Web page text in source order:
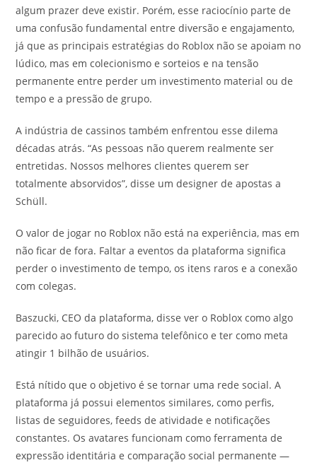
algum prazer deve existir. Porém, esse raciocínio parte de
uma confusão fundamental entre diversão e engajamento,
já que as principais estratégias do Roblox não se apoiam no
lúdico, mas em colecionismo e sorteios e na tensão
permanente entre perder um investimento material ou de
tempo e a pressão de grupo.
A indústria de cassinos também enfrentou esse dilema
décadas atrás. “As pessoas não querem realmente ser
entretidas. Nossos melhores clientes querem ser
totalmente absorvidos”, disse um designer de apostas a
Schüll.
O valor de jogar no Roblox não está na experiência, mas em
não ficar de fora. Faltar a eventos da plataforma significa
perder o investimento de tempo, os itens raros e a conexão
com colegas.
Baszucki, CEO da plataforma, disse ver o Roblox como algo
parecido ao futuro do sistema telefônico e ter como meta
atingir 1 bilhão de usuários.
Está nítido que o objetivo é se tornar uma rede social. A
plataforma já possui elementos similares, como perfis,
listas de seguidores, feeds de atividade e notificações
constantes. Os avatares funcionam como ferramenta de
expressão identitária e comparação social permanente —